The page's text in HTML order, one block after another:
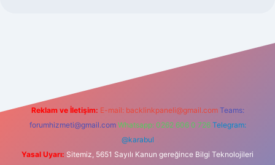
Reklam ve İletişim: E-mail: backlinkpaneli@gmail.com Teams:
forumhizmeti@gmail.com Whatsapp: 0262 606 0 726 Telegram:
@karabul
Yasal Uyarı: Sitemiz, 5651 Sayılı Kanun gereğince Bilgi Teknolojileri